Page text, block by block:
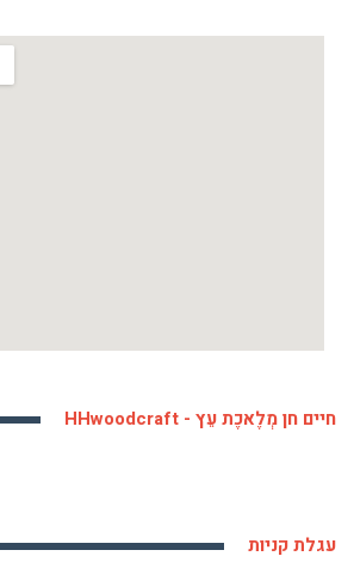
חיים חן מְלֶאכֶת עֵץ - HHwoodcraft
עגלת קניות